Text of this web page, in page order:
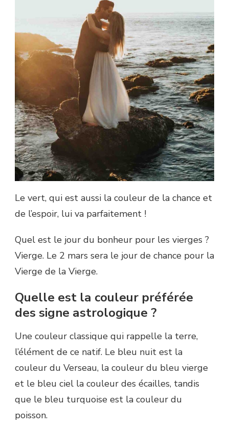
Le vert, qui est aussi la couleur de la chance et
de l’espoir, lui va parfaitement !
Quel est le jour du bonheur pour les vierges ?
Vierge. Le 2 mars sera le jour de chance pour la
Vierge de la Vierge.
Quelle est la couleur préférée
des signe astrologique ?
Une couleur classique qui rappelle la terre,
l’élément de ce natif. Le bleu nuit est la
couleur du Verseau, la couleur du bleu vierge
et le bleu ciel la couleur des écailles, tandis
que le bleu turquoise est la couleur du
poisson.